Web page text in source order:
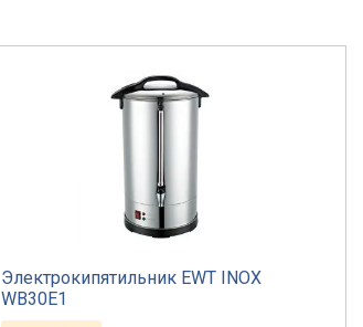
Электрокипятильник EWT INOX
WB30E1